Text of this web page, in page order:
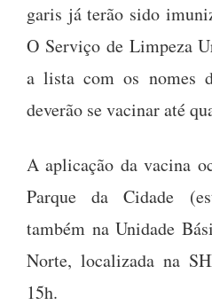
garis já terão sido
O Serviço de Limpeza
a lista com os nomes
deverão se vacinar até
A aplicação da vacina
Parque da Cidade
também na Unidade
Norte, localizada na
15h.